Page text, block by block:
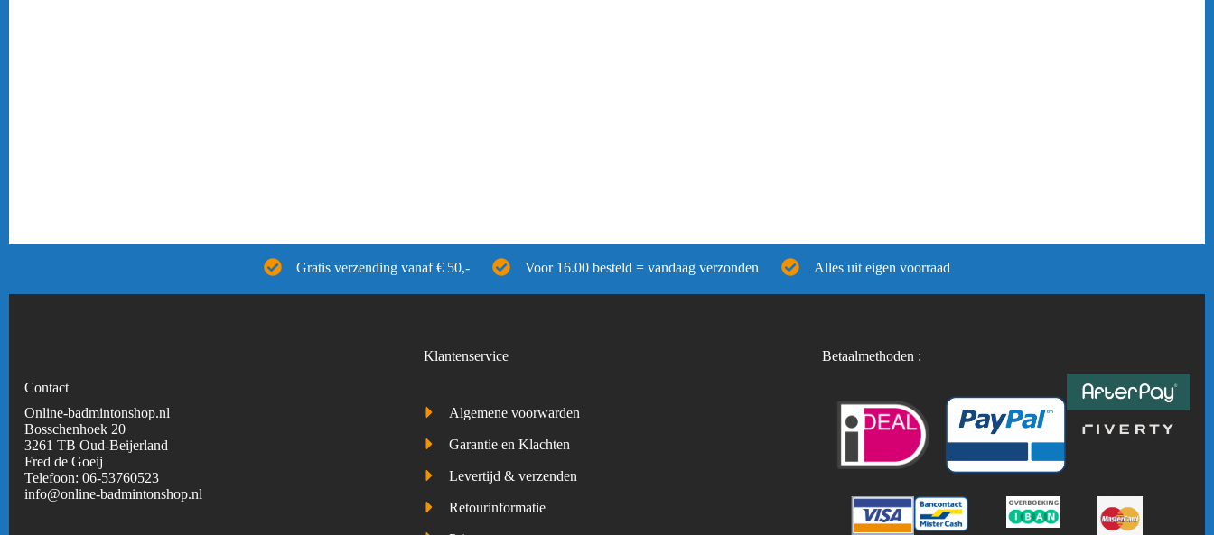
Gratis verzending vanaf € 50,- Voor 16.00 besteld = vandaag verzonden Alles uit eigen voorraad
Contact
Online-badmintonshop.nl
Bosschenhoek 20
3261 TB Oud-Beijerland
Fred de Goeij
Telefoon: 06-53760523
info@online-badmintonshop.nl
Klantenservice
Algemene voorwarden
Garantie en Klachten
Levertijd & verzenden
Retourinformatie
Betaalmethoden :